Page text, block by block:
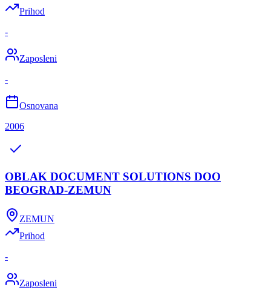
Prihod
-
Zaposleni
-
Osnovana
2006
OBLAK DOCUMENT SOLUTIONS DOO
BEOGRAD-ZEMUN
ZEMUN
Prihod
-
Zaposleni